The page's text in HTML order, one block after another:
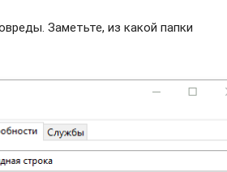
Заметьте, из какой папки